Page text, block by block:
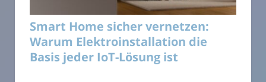
Smart Home sicher vernetzen:
Warum Elektroinstallation die
Basis jeder IoT-Lösung ist